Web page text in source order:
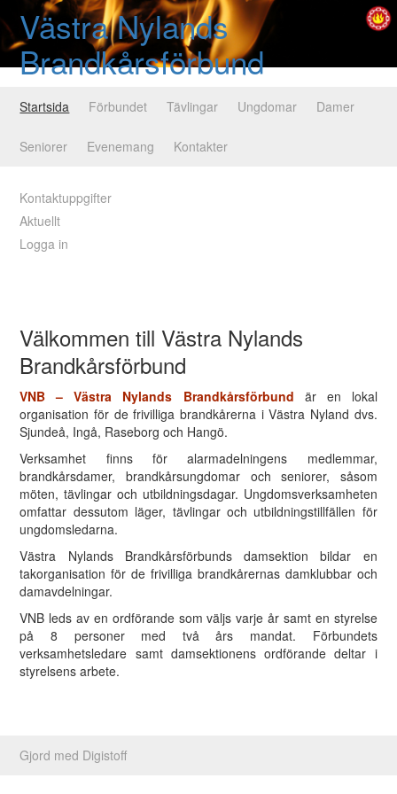
Västra Nylands
Brandkårsförbund
Startsida Förbundet Tävlingar Ungdomar Damer
Seniorer Evenemang Kontakter
Kontaktuppgifter
Aktuellt
Logga in
Välkommen till Västra Nylands
Brandkårsförbund
VNB – Västra Nylands Brandkårsförbund är en lokal
organisation för de frivilliga brandkårerna i Västra Nyland dvs.
Sjundeå, Ingå, Raseborg och Hangö.
Verksamhet finns för alarmadelningens medlemmar,
brandkårsdamer, brandkårsungdomar och seniorer, såsom
möten, tävlingar och utbildningsdagar. Ungdomsverksamheten
omfattar dessutom läger, tävlingar och utbildningstillfällen för
ungdomsledarna.
Västra Nylands Brandkårsförbunds damsektion bildar en
takorganisation för de frivilliga brandkårernas damklubbar och
damavdelningar.
VNB leds av en ordförande som väljs varje år samt en styrelse
på 8 personer med två års mandat. Förbundets
verksamhetsledare samt damsektionens ordförande deltar i
styrelsens arbete.
Gjord med Digistoff